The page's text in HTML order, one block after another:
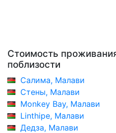
Стоимость
поблизости
Салима, Малави
Стены, Малави
Monkey Bay, Малави
Linthipe, Малави
Дедза, Малави